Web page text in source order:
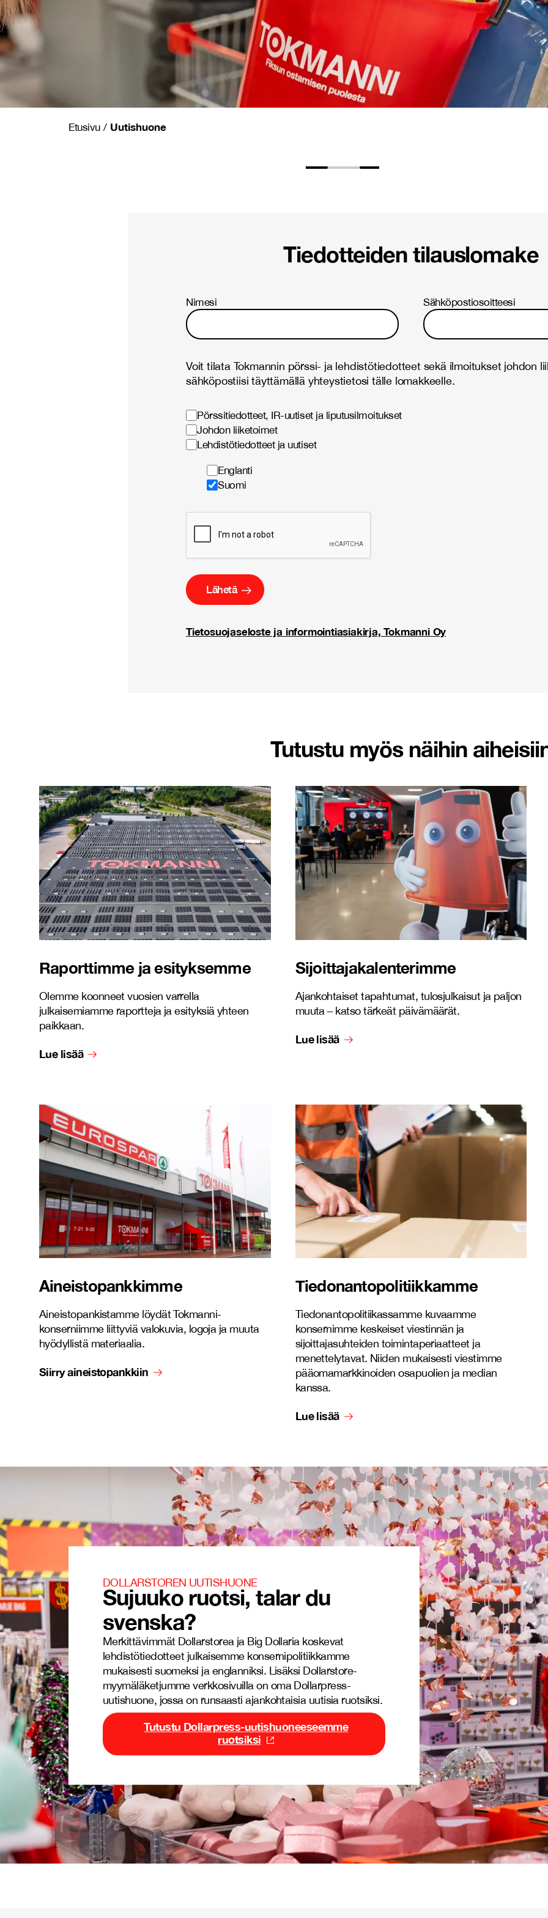
Etusivu/ Uutishuone
Tiedotteiden tilauslomake
Nimesi Sähköpostiosoitteesi
Voit tilata Tokmannin pörssi- ja lehdistötiedotteet sekä ilmoitukset johdon
sähköpostiisi täyttämällä yhteystietosi tälle lomakkeelle.
Pörssitiedotteet, IR-uutiset ja liputusilmoitukset
Johdon liiketoimet
Lehdistötiedotteet ja uutiset
Englanti
Suomi
Tietosuojaseloste ja informointiasiakirja, Tokmanni Oy
Tutustu myös näihin
Raporttimme ja esityksemme
Olemme koonneet vuosien varrella
julkaisemiamme raportteja ja esityksiä yhteen
paikkaan.
Lue lisää
Sijoittajakalenterimme
Ajankohtaiset tapahtumat, tulosjulkaisut ja paljon
muuta – katso tärkeät päivämäärät.
Lue lisää
Aineistopankkimme
Aineistopankistamme löydät Tokmanni-
konserniimme liittyviä valokuvia, logoja ja muuta
hyödyllistä materiaalia.
Siirry aineistopankkiin
Tiedonantopolitiikkamme
Tiedonantopolitiikassamme kuvaamme
konsernimme keskeiset viestinnän ja
sijoittajasuhteiden toimintaperiaatteet ja
menettelytavat. Niiden mukaisesti viestimme
pääomamarkkinoiden osapuolien ja median
kanssa.
Lue lisää
DOLLARSTOREN UUTISHUONE
Sujuuko ruotsi, talar du
svenska?
Merkittävimmät Dollarstorea ja Big Dollaria koskevat
lehdistötiedotteet julkaisemme konsernipolitiikkamme
mukaisesti suomeksi ja englanniksi. Lisäksi Dollarstore-
myymäläketjumme verkkosivuilla on oma Dollarpress-
uutishuone, jossa on runsaasti ajankohtaisia uutisia ruotsiksi.
Tutustu Dollarpress-uutishuoneeseemme
ruotsiksi